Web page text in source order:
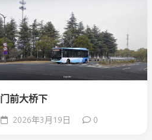
门前大桥下
2026年3月19日 0